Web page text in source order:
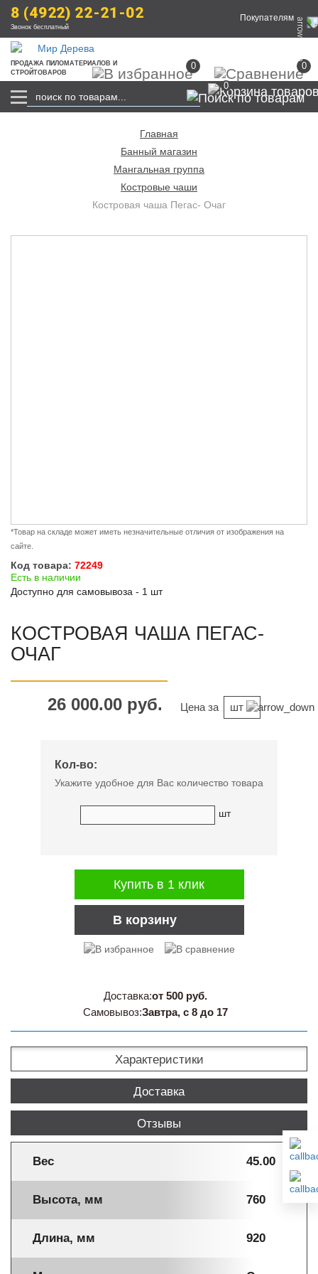
8 (4922) 22-21-02
Звонок бесплатный
Покупателям
ПРОДАЖА ПИЛОМАТЕРИАЛОВ И
СТРОЙТОВАРОВ
0
0
0
Главная
Банный магазин
Мангальная группа
Костровые чаши
Костровая чаша Пегас- Очаг
*Товар на складе может иметь незначительные отличия от изображения на
сайте.
Код товара: 72249
Есть в наличии
Доступно для самовывоза - 1 шт
КОСТРОВАЯ ЧАША ПЕГАС-
ОЧАГ
26 000.00 руб. Цена за шт
Кол-во:
Укажите удобное для Вас количество товара
шт
В корзину
Купить в 1 клик
Доставка:от 500 руб.
Самовывоз:Завтра, с 8 до 17
Характеристики
Доставка
Отзывы
Вес 45.00
Высота, мм 760
Длина, мм 920